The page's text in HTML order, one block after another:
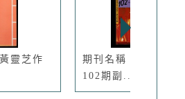
靈芝作
期刊名稱：臺灣文藝
102期副...